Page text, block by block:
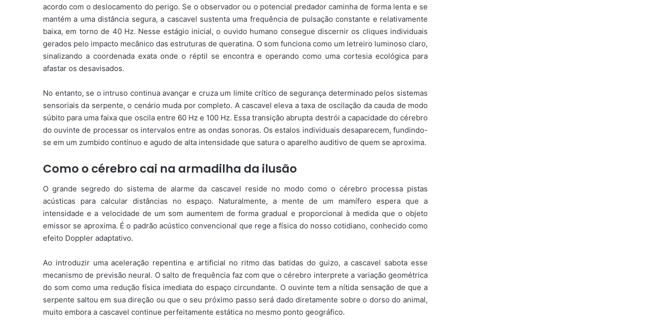
acordo com o deslocamento do perigo. Se o observador ou o potencial predador caminha de forma lenta e se
mantém a uma distância segura, a cascavel sustenta uma frequência de pulsação constante e relativamente
baixa, em torno de 40 Hz. Nesse estágio inicial, o ouvido humano consegue discernir os cliques individuais
gerados pelo impacto mecânico das estruturas de queratina. O som funciona como um letreiro luminoso claro,
sinalizando a coordenada exata onde o réptil se encontra e operando como uma cortesia ecológica para
afastar os desavisados.
No entanto, se o intruso continua avançar e cruza um limite crítico de segurança determinado pelos sistemas
sensoriais da serpente, o cenário muda por completo. A cascavel eleva a taxa de oscilação da cauda de modo
súbito para uma faixa que oscila entre 60 Hz e 100 Hz. Essa transição abrupta destrói a capacidade do cérebro
do ouvinte de processar os intervalos entre as ondas sonoras. Os estalos individuais desaparecem, fundindo-
se em um zumbido contínuo e agudo de alta intensidade que satura o aparelho auditivo de quem se aproxima.
Como o cérebro cai na armadilha da ilusão
O grande segredo do sistema de alarme da cascavel reside no modo como o cérebro processa pistas
acústicas para calcular distâncias no espaço. Naturalmente, a mente de um mamífero espera que a
intensidade e a velocidade de um som aumentem de forma gradual e proporcional à medida que o objeto
emissor se aproxima. É o padrão acústico convencional que rege a física do nosso cotidiano, conhecido como
efeito Doppler adaptativo.
Ao introduzir uma aceleração repentina e artificial no ritmo das batidas do guizo, a cascavel sabota esse
mecanismo de previsão neural. O salto de frequência faz com que o cérebro interprete a variação geométrica
do som como uma redução física imediata do espaço circundante. O ouvinte tem a nítida sensação de que a
serpente saltou em sua direção ou que o seu próximo passo será dado diretamente sobre o dorso do animal,
muito embora a cascavel continue perfeitamente estática no mesmo ponto geográfico.